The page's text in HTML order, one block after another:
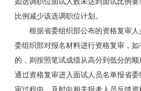
比例减少该选调职位计划。
根据省委组织部公布的资格复审
委组织部对报名材料进行资格复审，
的，则按照笔试成绩从高分到低分的
通过资格复审进入面试人员名单报省
审过程中，及时向相关报考人员反馈